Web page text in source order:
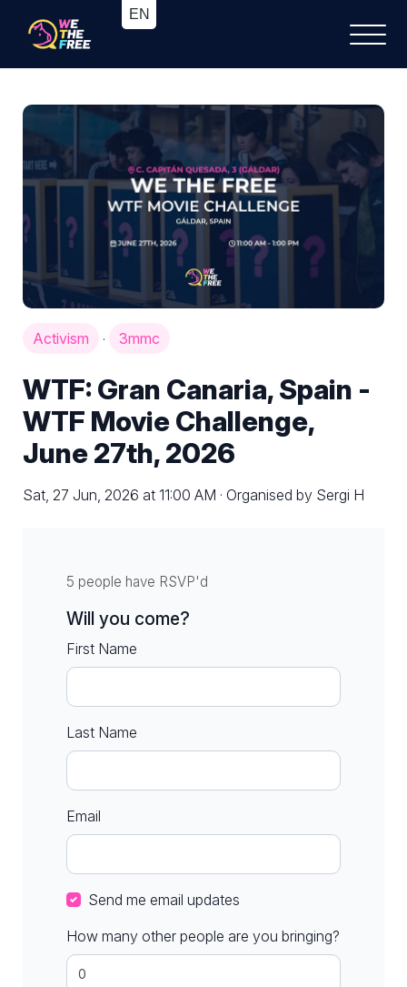
Activism · 3mmc
WTF: Gran Canaria, Spain -
WTF Movie Challenge,
June 27th, 2026
Sat, 27 Jun, 2026 at 11:00 AM · Organised by Sergi H
5 people have RSVP'd
Will you come?
First Name
Last Name
Email
Send me email updates
How many other people are you bringing?